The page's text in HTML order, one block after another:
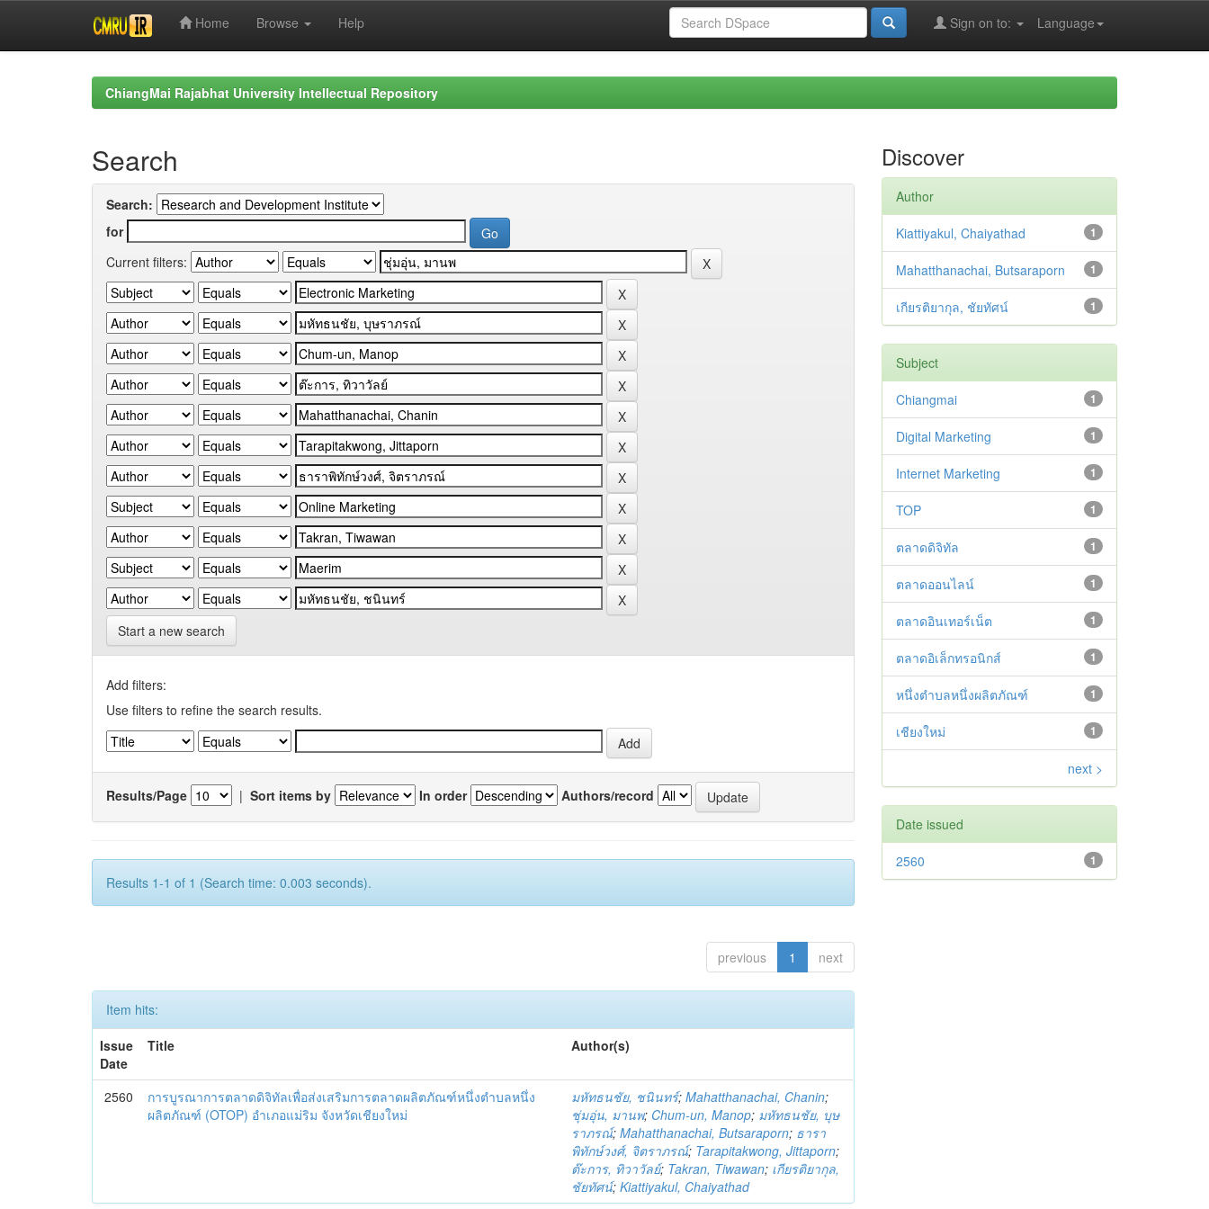
Home Browse Help Language
Sign on to:
ChiangMai Rajabhat University Intellectual Repository
Search
Search:
for
Current filters:
Start a new search
Add filters:
Use filters to refine the search results.
Results/Page | Sort items by In order Authors/record
Results 1-1 of 1 (Search time: 0.003 seconds).
previous 1 next
Item hits:
Issue
Date
Title Author(s)
2560
การบูรณาการตลาดดิจิทัลเพื่อส่งเสริมการตลาดผลิตภัณฑ์หนึ่งตำบลหนึ่ง
ผลิตภัณฑ์ (OTOP) อำเภอแม่ริม จังหวัดเชียงใหม่
มหัทธนชัย, ชนินทร์;Mahatthanachai, Chanin;
ชุ่มอุ่น, มานพ; Chum-un, Manop; มหัทธนชัย, บุษ
ราภรณ์;Mahatthanachai, Butsaraporn; ธารา
พิทักษ์วงศ์, จิตราภรณ์; Tarapitakwong, Jittaporn;
ต๊ะการ, ทิวาวัลย์; Takran, Tiwawan; เกียรติยากุล,
ชัยทัศน์;Kiattiyakul, Chaiyathad
Discover
Author
1
Kiattiyakul, Chaiyathad
1
Mahatthanachai, Butsaraporn
1
เกียรติยากุล, ชัยทัศน์
Subject
1
Chiangmai
1
Digital Marketing
1
Internet Marketing
1
TOP
1
ตลาดดิจิทัล
1
ตลาดออนไลน์
1
ตลาดอินเทอร์เน็ต
1
ตลาดอิเล็กทรอนิกส์
1
หนึ่งตำบลหนึ่งผลิตภัณฑ์
1
เชียงใหม่
next >
Date issued
1
2560